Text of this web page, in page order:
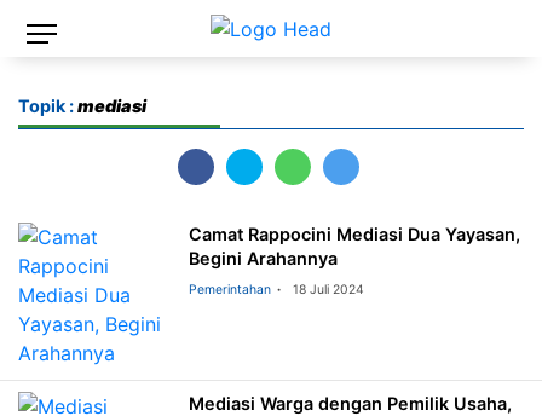
Topik :mediasi
Camat Rappocini Mediasi Dua Yayasan,
Begini Arahannya
Pemerintahan 18 Juli 2024
Mediasi Warga dengan Pemilik Usaha,